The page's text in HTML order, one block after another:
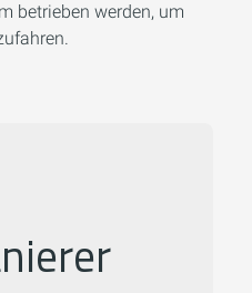
betrieben werden, um